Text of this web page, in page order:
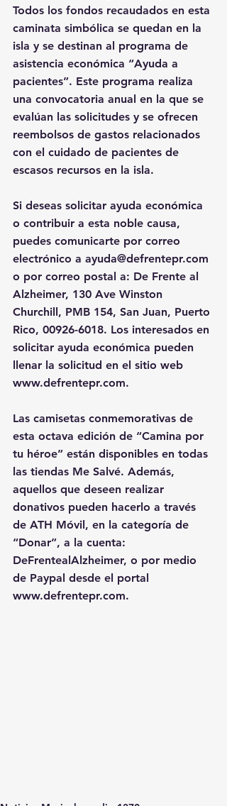
Todos los fondos recaudados en esta
caminata simbólica se quedan en la
isla y se destinan al programa de
asistencia económica “Ayuda a
pacientes”. Este programa realiza
una convocatoria anual en la que se
evalúan las solicitudes y se ofrecen
reembolsos de gastos relacionados
con el cuidado de pacientes de
escasos recursos en la isla.
Si deseas solicitar ayuda económica
o contribuir a esta noble causa,
puedes comunicarte por correo
electrónico a ayuda@defrentepr.com
o por correo postal a: De Frente al
Alzheimer, 130 Ave Winston
Churchill, PMB 154, San Juan, Puerto
Rico, 00926-6018. Los interesados en
solicitar ayuda económica pueden
llenar la solicitud en el sitio web
www.defrentepr.com.
Las camisetas conmemorativas de
esta octava edición de “Camina por
tu héroe” están disponibles en todas
las tiendas Me Salvé. Además,
aquellos que deseen realizar
donativos pueden hacerlo a través
de ATH Móvil, en la categoría de
“Donar”, a la cuenta:
DeFrentealAlzheimer, o por medio
de Paypal desde el portal
www.defrentepr.com.